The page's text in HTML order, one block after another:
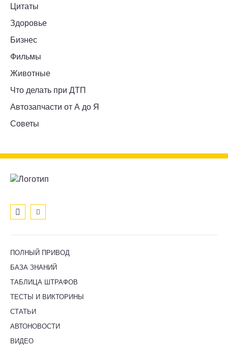
Цитаты
Здоровье
Бизнес
Фильмы
Животные
Что делать при ДТП
Автозапчасти от А до Я
Советы
ПОЛНЫЙ ПРИВОД
БАЗА ЗНАНИЙ
ТАБЛИЦА ШТРАФОВ
ТЕСТЫ И ВИКТОРИНЫ
СТАТЬИ
АВТОНОВОСТИ
ВИДЕО